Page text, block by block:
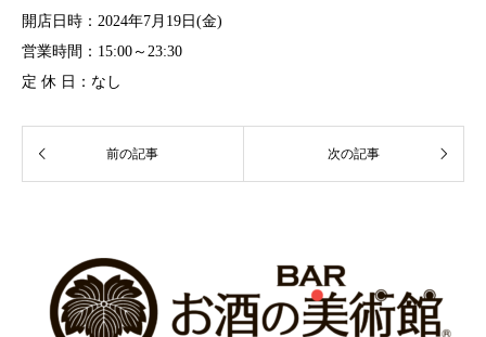
開店日時：2024年7月19日(金)
営業時間：15:00～23:30
定 休 日：なし